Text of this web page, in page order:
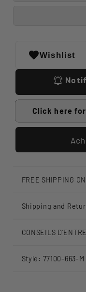
Wishlist
Click here
FREE SHIPPING
Shipping and
CONSEILS
Style: 77100-663-M